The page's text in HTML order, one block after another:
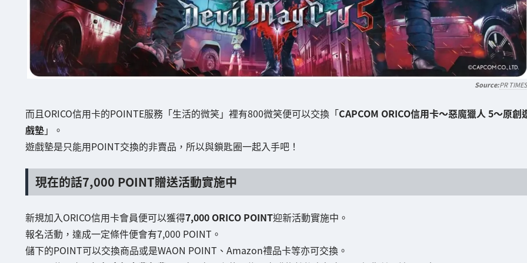
PR TIMES
而且ORICO信用卡的POINTE服務「生活的微笑」裡有800微笑便可以交換「CAPCOM ORICO信用卡～惡魔獵人 5～原創
戲墊」。
遊戲墊是只能用POINT交換的非賣品，所以與鎖匙圈一起入手吧！
現在的話7,000 POINT贈送活動實施中
新規加入ORICO信用卡會員便可以獲得7,000 ORICO POINT迎新活動實施中。
報名活動，達成一定條件便會有7,000 POINT。
儲下的POINT可以交換商品或是WAON POINT、Amazon禮品卡等亦可交換。